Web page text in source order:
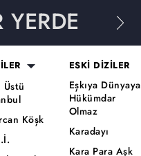
YERDE
Üstü
Köşk
ESKİ DİZİLER
Eşkıya Dünyaya
Hükümdar
Olmaz
Karadayı
Kara Para Aşk